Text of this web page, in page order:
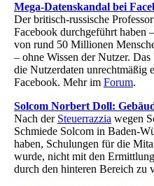
Mega-Datenskandal bei
Der britisch-russische
Facebook durchgeführt haben
von rund 50 Millionen
– ohne Wissen der Nutzer.
die Nutzerdaten unrechtmäßig
Facebook. Mehr im Forum.
Solcom Norbert Doll:
Nach der Steuerrazzia wegen
Schmiede Solcom in Baden-
haben, Schulungen für die
wurde, nicht mit den
durch den hinteren Bereich zu